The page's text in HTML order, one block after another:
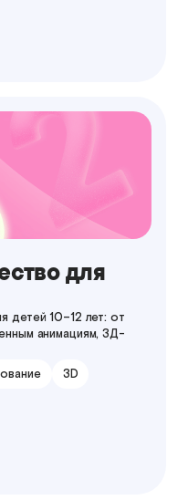
для
детей 10–12 лет: от
анимациям, 3Д-
3D